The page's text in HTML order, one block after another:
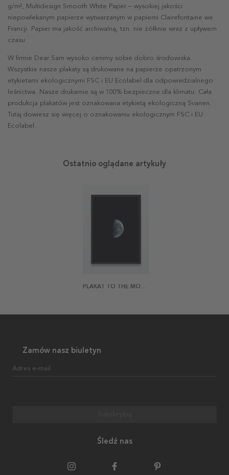
g/m², Multidesign Smooth White Paper – wysokiej jakości
niepowlekanym papierze wytwarzanym w papierni Clairefontaine we
Francji. Papier ma jakość archiwalną, tzn. nie żółknie wraz z upływem
czasu.
W firmie Dear Sam wysoko cenimy sobie dobro środowiska.
Wszystkie nasze plakaty są drukowane na papierze opatrzonym
etykietami ekologicznymi FSC i EU Ecolabel dla odpowiedzialnego
leśnictwa. Nasze drukarnie są w 100% bezpieczne dla klimatu. Cała
produkcja plakatów jest oznakowana etykietą ekologiczną Svanen.
Tutaj dowiesz się więcej o oznakowaniu ekologicznym FSC i EU
Ecolabel.
Ostatnio oglądane artykuły
PLAKAT TO THE MOON
Zamów nasz biuletyn
Adres e-mail
Śledź nas